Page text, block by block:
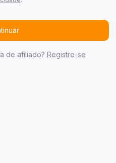
de afiliado? Registre-se